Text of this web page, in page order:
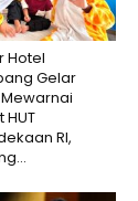
Hotel
Gelar
HUT
RI,